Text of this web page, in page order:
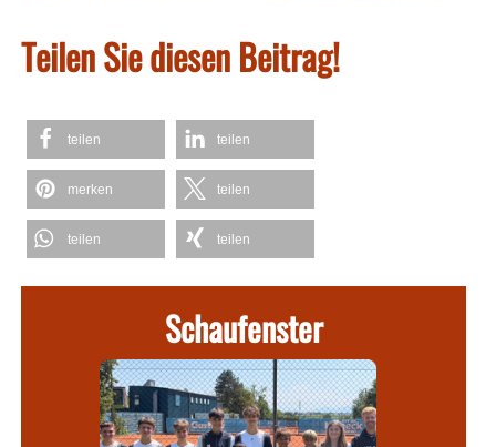
Teilen Sie diesen Beitrag!
teilen teilen
merken teilen
teilen teilen
Schaufenster